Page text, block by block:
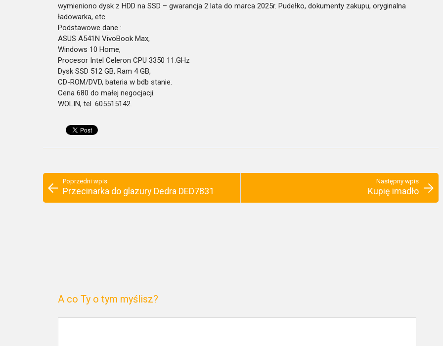
wymieniono dysk z HDD na SSD – gwarancja 2 lata do marca 2025r. Pudełko, dokumenty zakupu, oryginalna
ładowarka, etc.
Podstawowe dane :
ASUS A541N VivoBook Max,
Windows 10 Home,
Procesor Intel Celeron CPU 3350 11.GHz
Dysk SSD 512 GB, Ram 4 GB,
CD-ROM/DVD, bateria w bdb stanie.
Cena 680 do małej negocjacji.
WOLIN, tel. 605515142.
Poprzedni wpis
Przecinarka do glazury Dedra DED7831
Następny wpis
Kupię imadło
A co Ty o tym myślisz?